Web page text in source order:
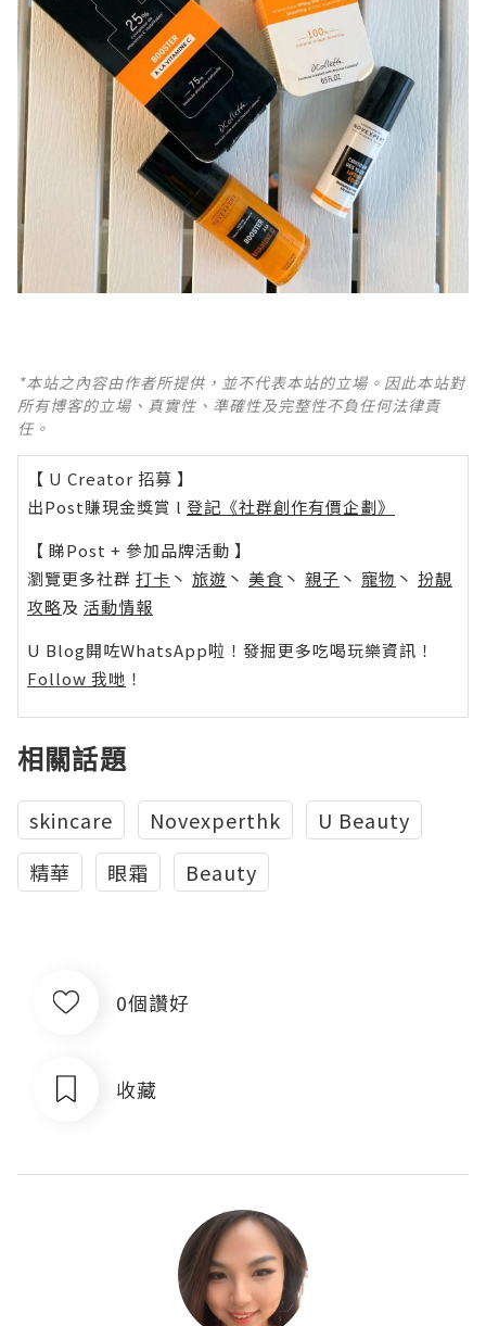
*本站之內容由作者所提供，並不代表本站的立場。因此本站對
所有博客的立場、真實性、準確性及完整性不負任何法律責
任。
【 U Creator 招募 】
出Post賺現金獎賞 l 登記《社群創作有價企劃》
【 睇Post + 參加品牌活動 】
瀏覽更多社群 打卡 丶 旅遊 丶 美食 丶 親子 丶 寵物 丶 扮靚
攻略及 活動情報
U Blog開咗WhatsApp啦！發掘更多吃喝玩樂資訊！
Follow 我哋 ！
相關話題
skincare Novexperthk
U Beauty
精華
眼霜 Beauty
0個讚好
收藏